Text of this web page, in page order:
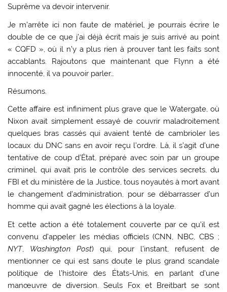
Suprême va devoir intervenir.
Je m’arrête ici non faute de matériel, je pourrais écrire le
double de ce que j’ai déjà écrit mais je suis arrivé au point
« CQFD », où il n’y a plus rien à prouver tant les faits sont
accablants. Rajoutons que maintenant que Flynn a été
innocenté, il va pouvoir parler…
Résumons.
Cette affaire est infiniment plus grave que le Watergate, où
Nixon avait simplement essayé de couvrir maladroitement
quelques bras cassés qui avaient tenté de cambrioler les
locaux du DNC sans en avoir reçu l’ordre. Là, il s’agit d’une
tentative de coup d’État, préparé avec soin par un groupe
criminel, qui avait pris le contrôle des services secrets, du
FBI et du ministère de la Justice, tous noyautés à mort avant
le changement d’administration, pour se débarrasser d’un
homme qui avait gagné les élections à la loyale.
Et cette action a été totalement couverte par ce qu’il est
convenu d’appeler les médias officiels (CNN, NBC, CBS ;
NYT, Washington Post) qui, pour l’instant, refusent de
mentionner ce qui est sans doute le plus grand scandale
politique de l’histoire des États-Unis, en parlant d’une
manœuvre de diversion. Seuls Fox et Breitbart se sont